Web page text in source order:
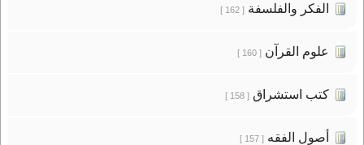
الفكر والفلسفة[ 162 ]
علوم القرآن[ 160 ]
كتب استشراق[ 158 ]
أصول الفقه[ 157 ]